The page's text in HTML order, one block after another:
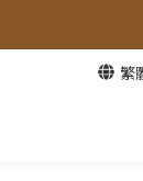
繁